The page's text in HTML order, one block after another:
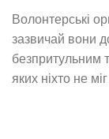
Волонтерські
зазвичай вони
безпритульним
яких ніхто не